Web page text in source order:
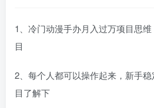
1、冷门动漫手办月入过万项目思
目
2、每个人都可以操作起来，新手
目了解下